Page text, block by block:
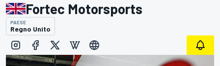
Fortec Motorsports
PAESE
Regno Unito